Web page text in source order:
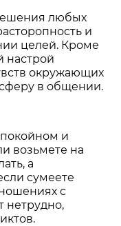
любых
и
целей. Кроме
настрой
окружающих
в общении.
и
возьмете на
а
сумеете
с
нетрудно,